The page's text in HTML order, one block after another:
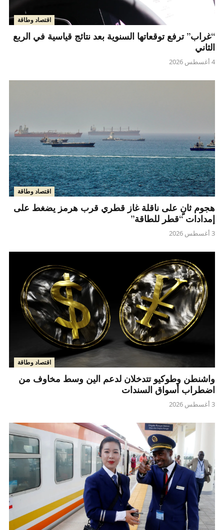
اقتصاد وطاقة
“غراب” ترفع توقعاتها السنوية بعد نتائج قياسية في الربع
الثاني
4 أغسطس 2026
اقتصاد وطاقة
هجوم ثانٍ على ناقلة غاز قطري قرب هرمز يضغط على
إمدادات “قطر للطاقة”
3 أغسطس 2026
اقتصاد وطاقة
واشنطن وطوكيو تتدخلان لدعم الين وسط مخاوف من
اضطراب أسواق السندات
3 أغسطس 2026